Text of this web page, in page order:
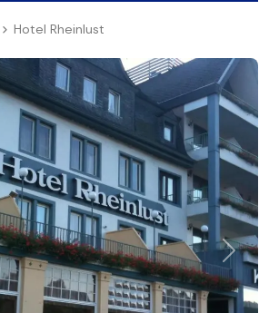
Hotel Rheinlust